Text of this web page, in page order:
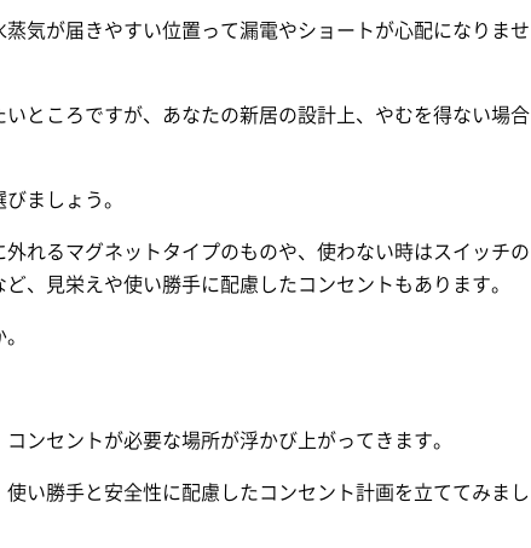
気が届きやすい位置って漏電やショートが心配になりませ
ところですが、あなたの新居の設計上、やむを得ない場合
ましょう。
れるマグネットタイプのものや、使わない時はスイッチの
、見栄えや使い勝手に配慮したコンセントもあります。
ンセントが必要な場所が浮かび上がってきます。
い勝手と安全性に配慮したコンセント計画を立ててみまし